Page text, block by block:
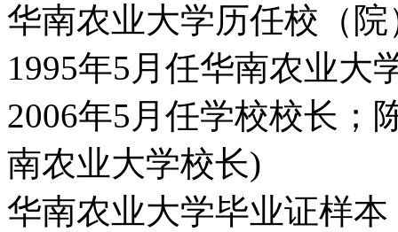
华南农业大学历任校（
1995年5月任华南农业大
2006年5月任学校校长；
南农业大学校长)
华南农业大学毕业证样本